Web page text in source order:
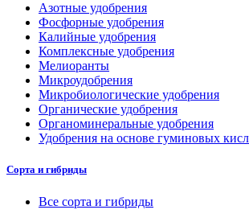
Азотные удобрения
Фосфорные удобрения
Калийные удобрения
Комплексные удобрения
Мелиоранты
Микроудобрения
Микробиологические удобрения
Органические удобрения
Органоминеральные удобрения
Удобрения на основе гуминовых
Сорта и гибриды
Все сорта и гибриды